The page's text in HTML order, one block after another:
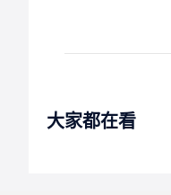
大家都在看